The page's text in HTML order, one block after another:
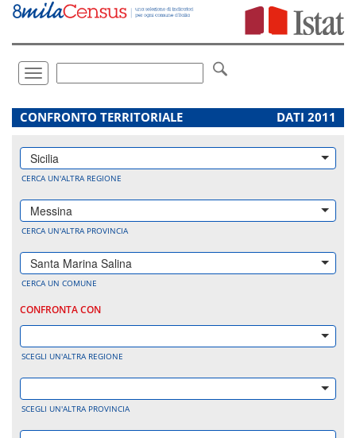
Vai
direttamente
Toggle
navigation
.
CONFRONTO TERRITORIALE DATI 2011
Sicilia
CERCA UN'ALTRA REGIONE
Messina
CERCA UN'ALTRA PROVINCIA
Santa Marina Salina
CERCA UN COMUNE
CONFRONTA CON
SCEGLI UN'ALTRA REGIONE
SCEGLI UN'ALTRA PROVINCIA